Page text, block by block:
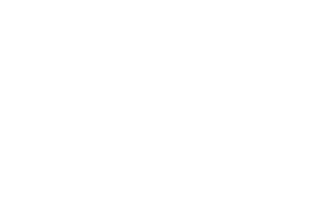
gest či potiahnutia prstom.